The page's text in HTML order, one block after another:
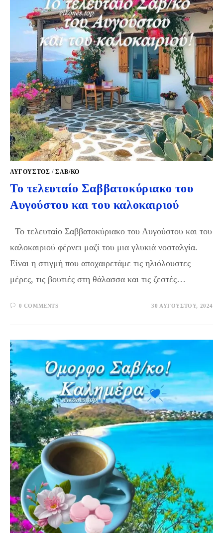
ΑΎΓΟΥΣΤΟΣ /ΣΑΒ/ΚΟ
Το τελευταίο Σαββατοκύριακο του
Αυγούστου και του καλοκαιριού
Το τελευταίο Σαββατοκύριακο του Αυγούστου και του
καλοκαιριού φέρνει μαζί του μια γλυκιά νοσταλγία.
Είναι η στιγμή που αποχαιρετάμε τις ηλιόλουστες
μέρες, τις βουτιές στη θάλασσα και τις ζεστές…
0 COMMENTS 30 ΑΥΓΟΎΣΤΟΥ, 2024